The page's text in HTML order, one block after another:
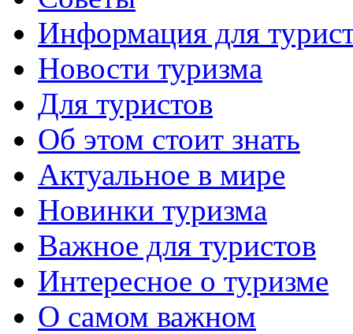
Информация для
Новости туризма
Для туристов
Об этом стоит знать
Актуальное в мире
Новинки туризма
Важное для туристов
Интересное о туризме
О самом важном